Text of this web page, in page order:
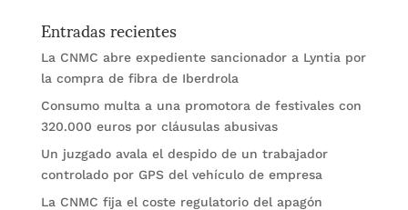
Entradas recientes
La CNMC abre expediente sancionador a Lyntia por
la compra de fibra de Iberdrola
Consumo multa a una promotora de festivales con
320.000 euros por cláusulas abusivas
Un juzgado avala el despido de un trabajador
controlado por GPS del vehículo de empresa
La CNMC fija el coste regulatorio del apagón